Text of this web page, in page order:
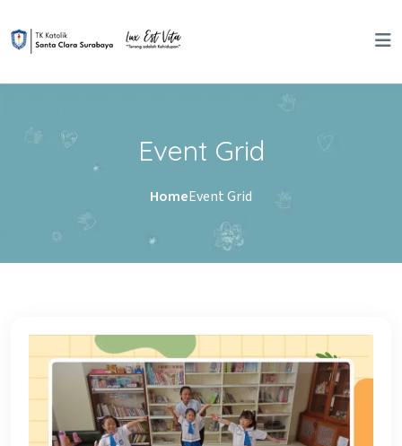
Event Grid
HomeEvent Grid